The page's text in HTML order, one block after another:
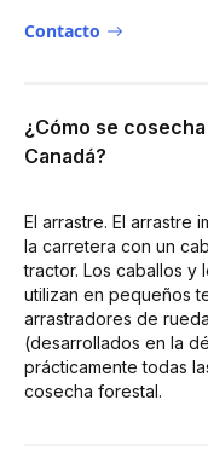
Contacto
¿Cómo se
Canadá?
El arrastre. El arrastre
la carretera con un
tractor. Los caballos y
utilizan en pequeños
arrastradores de
(desarrollados en la
prácticamente todas
cosecha forestal.